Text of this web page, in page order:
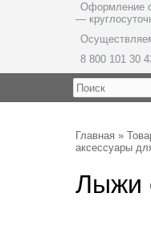
Оформление
—
8 800 101 30
Главная »
аксессуары
Лыжи